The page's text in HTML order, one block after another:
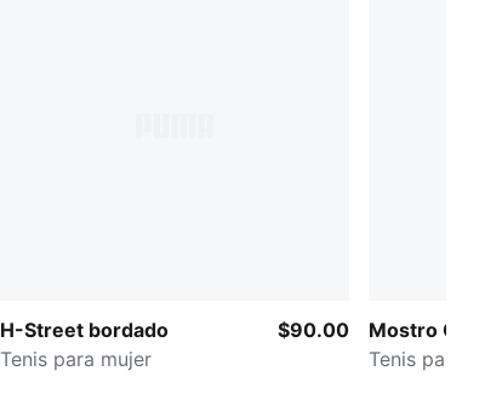
H-Street bordado
Tenis para mujer
$90.00
Mostro OG
Tenis para